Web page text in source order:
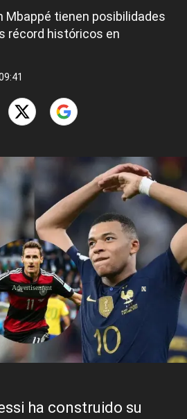
Mbappé tienen posibilidades
récord históricos en
ha construido su
X